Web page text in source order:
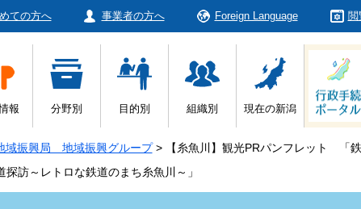
ての方へ 事業者の方へ Foreign Language 閲
報 分野別 目的別 組織別 現在の新潟
域振興局 地域振興グループ >
【糸魚川】観光PRパンフレット 「
訪～レトロな鉄道のまち糸魚川～」